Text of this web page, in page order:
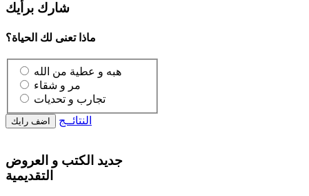
شارك برأيك
ماذا تعنى لك الحياة؟
النتائــج
جديد الكتب و العروض
التقديمية